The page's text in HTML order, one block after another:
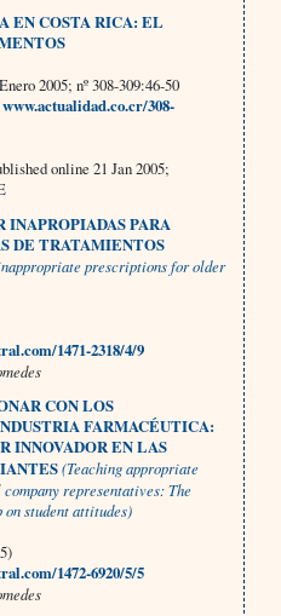
EN COSTA RICA: EL
2005; nº 308-309:46-50
www.actualidad.co.cr/308-
online 21 Jan 2005;
INAPROPIADAS PARA
DE TRATAMIENTOS
prescriptions for older
1471-2318/4/9
CON LOS
FARMACÉUTICA:
INNOVADOR EN LAS
(Teaching appropriate
representatives: The
student attitudes)
1472-6920/5/5